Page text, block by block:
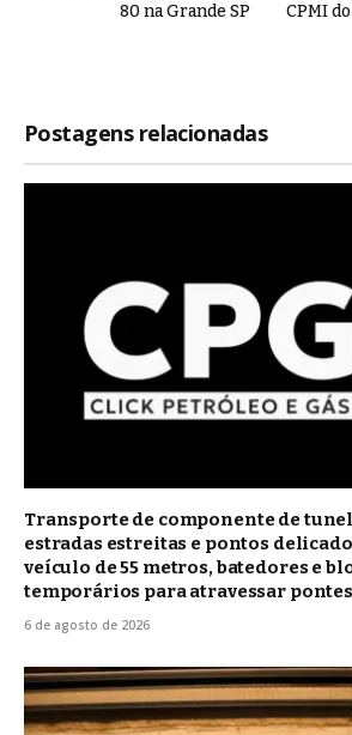
80 na Grande SP
CPMI
Postagens relacionadas
Transporte de componente de
estradas estreitas e pontos
veículo de 55 metros, batedores e
temporários para atravessar pontes
6 de agosto de 2026